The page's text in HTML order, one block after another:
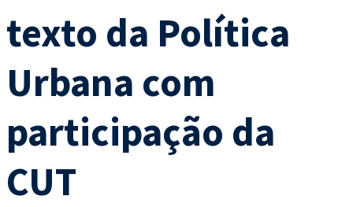
texto da Política
Urbana com
participação da
CUT